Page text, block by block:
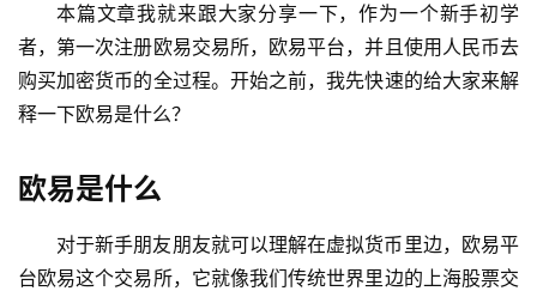
本篇文章我就来跟大家分享一下，作为一个新手初学
者，第一次注册欧易交易所，欧易平台，并且使用人民币去
购买加密货币的全过程。开始之前，我先快速的给大家来解
释一下欧易是什么？
欧易是什么
对于新手朋友朋友就可以理解在虚拟货币里边，欧易平
台欧易这个交易所，它就像我们传统世界里边的上海股票交